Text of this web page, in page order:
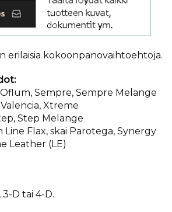
erilaisia kokoonpanovaihtoehtoja.
Oflum, Sempre, Sempre Melange
Xtreme
Step Melange
Line Flax, skai Parotega, Synergy
Leather (LE)
3-D tai 4-D.